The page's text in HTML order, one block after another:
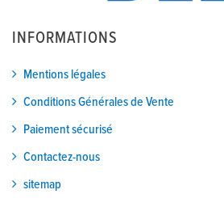
INFORMATIONS
Mentions légales
Conditions Générales de Vente
Paiement sécurisé
Contactez-nous
sitemap